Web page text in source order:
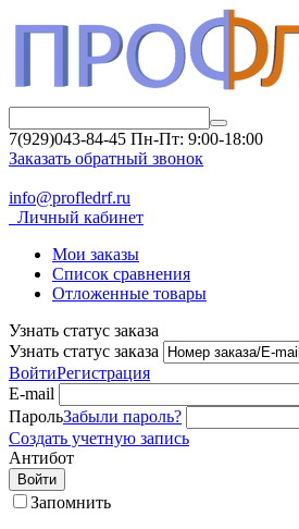
7(929)043-84-45 Пн-Пт: 9:00-18:00
Заказать обратный звонок
info@profledrf.ru
Личный кабинет
Мои заказы
Список сравнения
Отложенные товары
Узнать статус заказа
Узнать статус заказа
ВойтиРегистрация
E-mail
ПарольЗабыли пароль?
Создать учетную запись
Антибот
Войти
Запомнить